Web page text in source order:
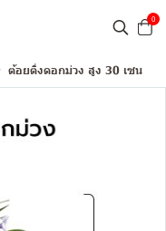
0
ต้อยติ่งดอกม่วง สูง 30 เซน